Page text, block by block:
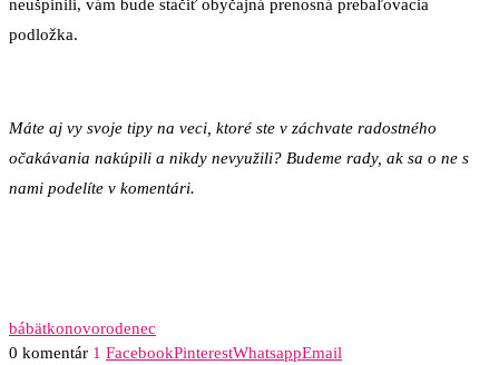
neušpinili, vám bude stačiť obyčajná prenosná prebaľovacia
podložka.
Máte aj vy svoje tipy na veci, ktoré ste v záchvate radostného
očakávania nakúpili a nikdy nevyužili? Budeme rady, ak sa o ne s
nami podelíte v komentári.
bábätkonovorodenec
0 komentár 1 FacebookPinterestWhatsappEmail